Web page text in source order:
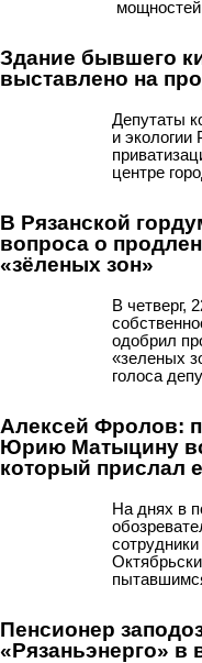
Здание бывшего
выставлено на
Депутаты
и экологии
центре
В Рязанской
вопроса о
«зёленых зон»
В четверг,
одобрил
«зеленых
голоса
Алексей Фролов:
Юрию Матыцину
который прислал
На днях в
Пенсионер
«Рязаньэнерго» в